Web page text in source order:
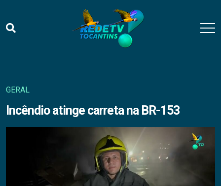
GERAL
Incêndio atinge carreta na BR-153